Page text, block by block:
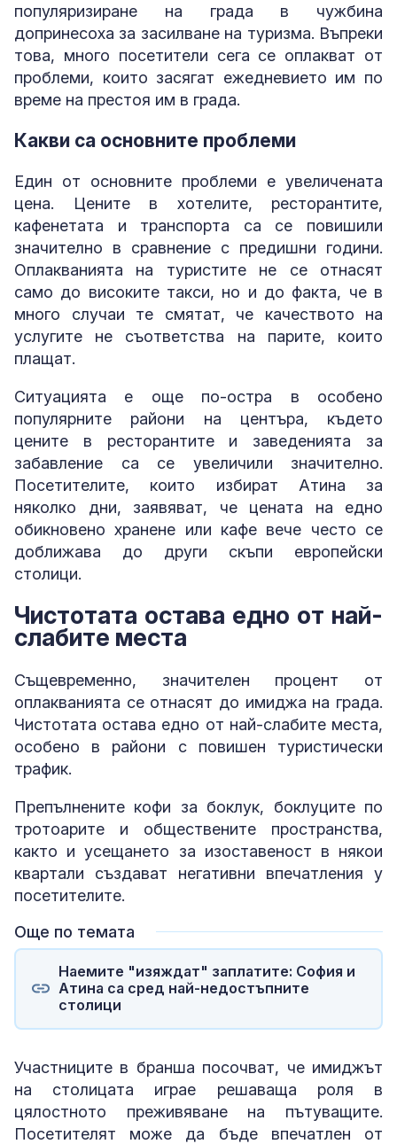
популяризиране на града в чужбина
допринесоха за засилване на туризма. Въпреки
това, много посетители сега се оплакват от
проблеми, които засягат ежедневието им по
време на престоя им в града.
Какви са основните проблеми
Един от основните проблеми е увеличената
цена. Цените в хотелите, ресторантите,
кафенетата и транспорта са се повишили
значително в сравнение с предишни години.
Оплакванията на туристите не се отнасят
само до високите такси, но и до факта, че в
много случаи те смятат, че качеството на
услугите не съответства на парите, които
плащат.
Ситуацията е още по-остра в особено
популярните райони на центъра, където
цените в ресторантите и заведенията за
забавление са се увеличили значително.
Посетителите, които избират Атина за
няколко дни, заявяват, че цената на едно
обикновено хранене или кафе вече често се
доближава до други скъпи европейски
столици.
Чистотата остава едно от най-
слабите места
Същевременно, значителен процент от
оплакванията се отнасят до имиджа на града.
Чистотата остава едно от най-слабите места,
особено в райони с повишен туристически
трафик.
Препълнените кофи за боклук, боклуците по
тротоарите и обществените пространства,
както и усещането за изоставеност в някои
квартали създават негативни впечатления у
посетителите.
Още по темата
Наемите "изяждат" заплатите: София и
Атина са сред най-недостъпните
столици
Участниците в бранша посочват, че имиджът
на столицата играе решаваща роля в
цялостното преживяване на пътуващите.
Посетителят може да бъде впечатлен от